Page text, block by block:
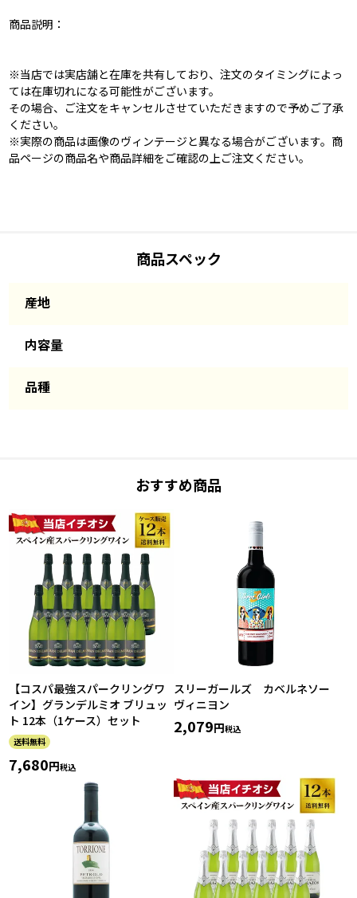
商品説明：
※当店では実店舗と在庫を共有しており、注文のタイミングによっ
ては在庫切れになる可能性がございます。
その場合、ご注文をキャンセルさせていただきますので予めご了承
ください。
※実際の商品は画像のヴィンテージと異なる場合がございます。商
品ページの商品名や商品詳細をご確認の上ご注文ください。
商品スペック
産地
内容量
品種
おすすめ商品
【コスパ最強スパークリングワ
イン】グランデルミオ ブリュッ
ト 12本（1ケース）セット
送料無料
7,680 税込
スリーガールズ カベルネソー
ヴィニヨン
2,079 税込